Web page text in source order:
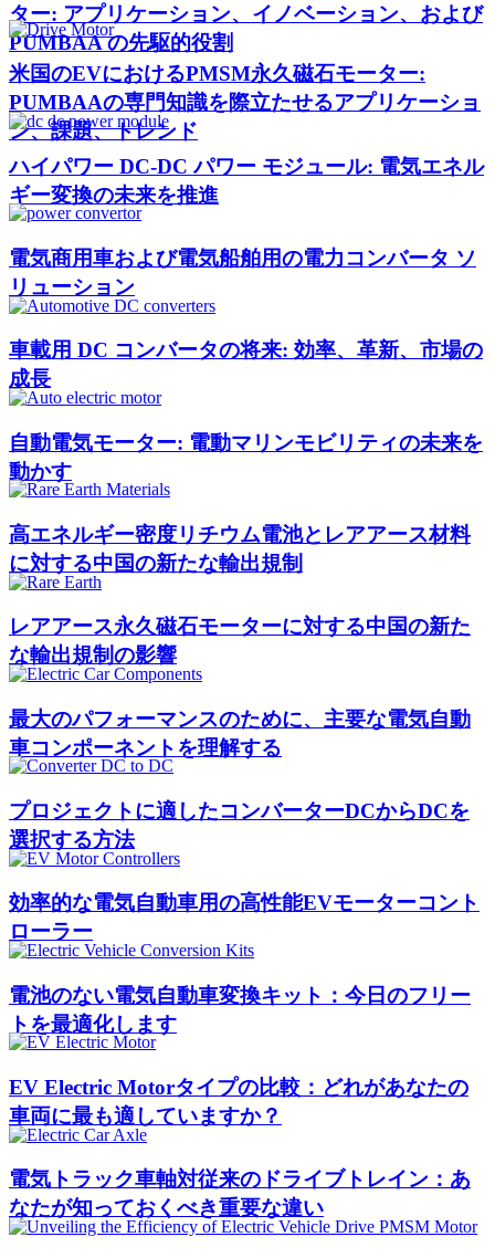
ター: アプリケーション、イノベーション、および
PUMBAA の先駆的役割
米国のEVにおけるPMSM永久磁石モーター:
PUMBAAの専門知識を際立たせるアプリケーショ
ン、課題、トレンド
ハイパワー DC-DC パワー モジュール: 電気エネル
ギー変換の未来を推進
電気商用車および電気船舶用の電力コンバータ ソ
リューション
車載用 DC コンバータの将来: 効率、革新、市場の
成長
自動電気モーター: 電動マリンモビリティの未来を
動かす
高エネルギー密度リチウム電池とレアアース材料
に対する中国の新たな輸出規制
レアアース永久磁石モーターに対する中国の新た
な輸出規制の影響
最大のパフォーマンスのために、主要な電気自動
車コンポーネントを理解する
プロジェクトに適したコンバーターDCからDCを
選択する方法
効率的な電気自動車用の高性能EVモーターコント
ローラー
電池のない電気自動車変換キット：今日のフリー
トを最適化します
EV Electric Motorタイプの比較：どれがあなたの
車両に最も適していますか？
電気トラック車軸対従来のドライブトレイン：あ
なたが知っておくべき重要な違い